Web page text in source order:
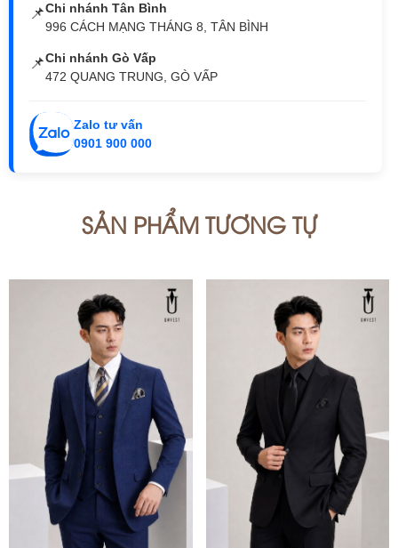
📌Chi nhánh Tân Bình
996 CÁCH MẠNG THÁNG 8, TÂN BÌNH
📌Chi nhánh Gò Vấp
472 QUANG TRUNG, GÒ VẤP
Zalo tư vấn
0901 900 000
SẢN PHẨM TƯƠNG TỰ